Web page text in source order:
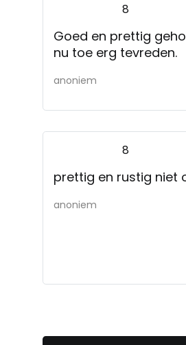
8
Goed en prettig
nu toe erg tevreden.
anoniem
8
prettig en rustig niet
anoniem